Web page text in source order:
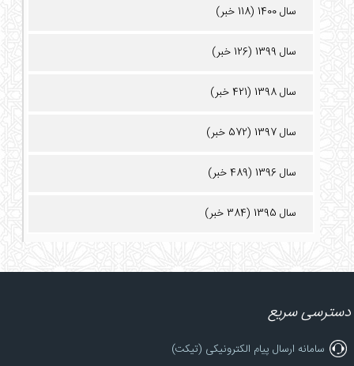
سال 1400 (118 خبر)
سال 1399 (126 خبر)
سال 1398 (421 خبر)
سال 1397 (572 خبر)
سال 1396 (489 خبر)
سال 1395 (384 خبر)
دسترسی سریع
سامانه ارسال پیام الکترونیکی (تیکت)